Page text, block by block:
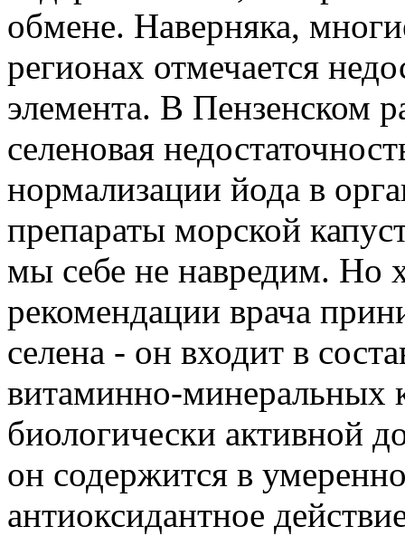
обмене. Наверняка,
регионах отмечается
элемента. В Пензенском
селеновая
нормализации йода в
препараты морской
мы себе не навредим. Но
рекомендации врача
селена - он входит в
витаминно-минеральных
биологически
он содержится в
антиоксидантное